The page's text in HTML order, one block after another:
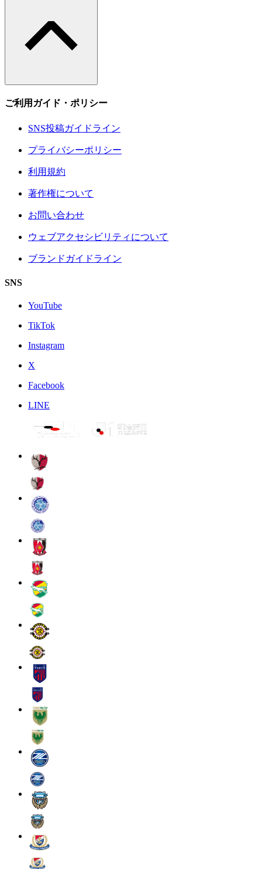
ご利用ガイド・ポリシー
SNS投稿ガイドライン
プライバシーポリシー
利用規約
著作権について
お問い合わせ
ウェブアクセシビリティについて
ブランドガイドライン
SNS
YouTube
TikTok
Instagram
X
Facebook
LINE